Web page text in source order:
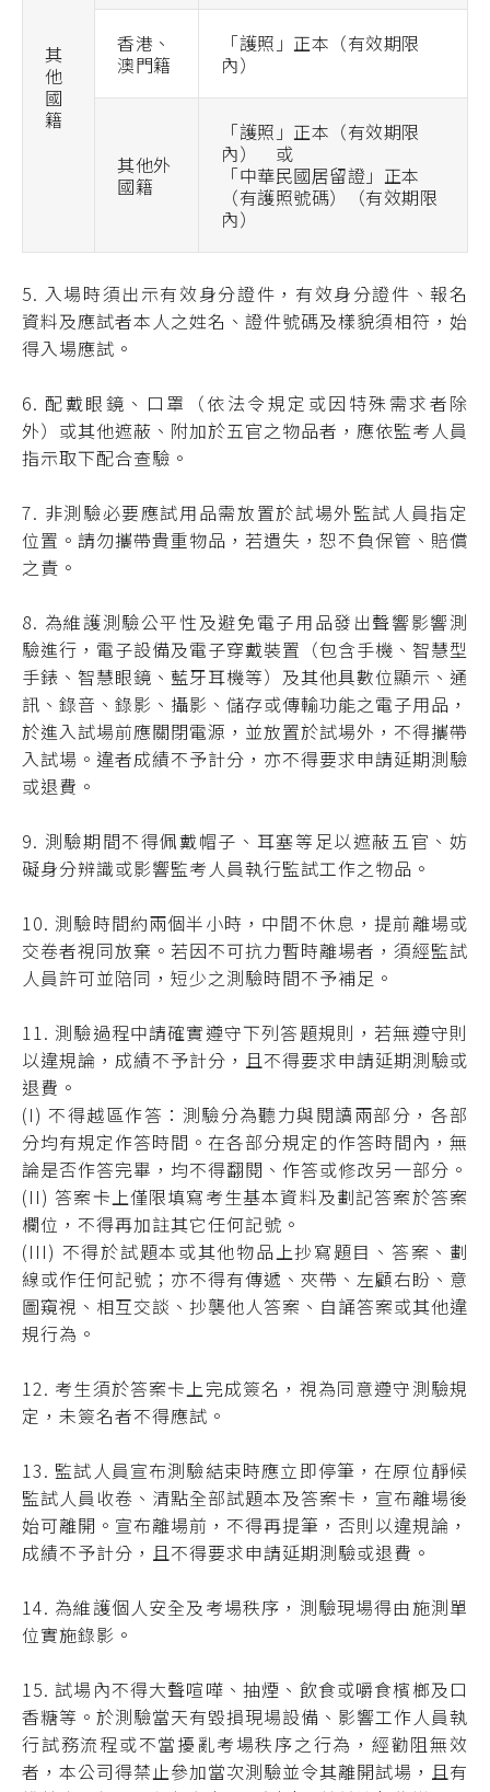
其
他
國
籍
香港、
澳門籍
「護照」正本（有效期限
內）
其他外
國籍
「護照」正本（有效期限
內） 或
「中華民國居留證」正本
（有護照號碼）（有效期限
內）
5. 入場時須出示有效身分證件，有效身分證件、報名
資料及應試者本人之姓名、證件號碼及樣貌須相符，始
得入場應試。
6. 配戴眼鏡、口罩（依法令規定或因特殊需求者除
外）或其他遮蔽、附加於五官之物品者，應依監考人員
指示取下配合查驗。
7. 非測驗必要應試用品需放置於試場外監試人員指定
位置。請勿攜帶貴重物品，若遺失，恕不負保管、賠償
之責。
8. 為維護測驗公平性及避免電子用品發出聲響影響測
驗進行，電子設備及電子穿戴裝置（包含手機、智慧型
手錶、智慧眼鏡、藍牙耳機等）及其他具數位顯示、通
訊、錄音、錄影、攝影、儲存或傳輸功能之電子用品，
於進入試場前應關閉電源，並放置於試場外，不得攜帶
入試場。違者成績不予計分，亦不得要求申請延期測驗
或退費。
9. 測驗期間不得佩戴帽子、耳塞等足以遮蔽五官、妨
礙身分辨識或影響監考人員執行監試工作之物品。
10. 測驗時間約兩個半小時，中間不休息，提前離場或
交卷者視同放棄。若因不可抗力暫時離場者，須經監試
人員許可並陪同，短少之測驗時間不予補足。
11. 測驗過程中請確實遵守下列答題規則，若無遵守則
以違規論，成績不予計分，且不得要求申請延期測驗或
退費。
(I) 不得越區作答：測驗分為聽力與閱讀兩部分，各部
分均有規定作答時間。在各部分規定的作答時間內，無
論是否作答完畢，均不得翻閱、作答或修改另一部分。
(II) 答案卡上僅限填寫考生基本資料及劃記答案於答案
欄位，不得再加註其它任何記號。
(III) 不得於試題本或其他物品上抄寫題目、答案、劃
線或作任何記號；亦不得有傳遞、夾帶、左顧右盼、意
圖窺視、相互交談、抄襲他人答案、自誦答案或其他違
規行為。
12. 考生須於答案卡上完成簽名，視為同意遵守測驗規
定，未簽名者不得應試。
13. 監試人員宣布測驗結束時應立即停筆，在原位靜候
監試人員收卷、清點全部試題本及答案卡，宣布離場後
始可離開。宣布離場前，不得再提筆，否則以違規論，
成績不予計分，且不得要求申請延期測驗或退費。
14. 為維護個人安全及考場秩序，測驗現場得由施測單
位實施錄影。
15. 試場內不得大聲喧嘩、抽煙、飲食或嚼食檳榔及口
香糖等。於測驗當天有毀損現場設備、影響工作人員執
行試務流程或不當擾亂考場秩序之行為，經勸阻無效
者，本公司得禁止參加當次測驗並令其離開試場，且有